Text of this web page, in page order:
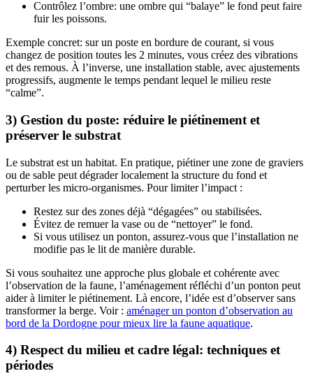
Contrôlez l’ombre: une ombre qui “balaye” le fond peut faire
fuir les poissons.
Exemple concret: sur un poste en bordure de courant, si vous
changez de position toutes les 2 minutes, vous créez des vibrations
et des remous. À l’inverse, une installation stable, avec ajustements
progressifs, augmente le temps pendant lequel le milieu reste
“calme”.
3) Gestion du poste: réduire le piétinement et
préserver le substrat
Le substrat est un habitat. En pratique, piétiner une zone de graviers
ou de sable peut dégrader localement la structure du fond et
perturber les micro-organismes. Pour limiter l’impact :
Restez sur des zones déjà “dégagées” ou stabilisées.
Évitez de remuer la vase ou de “nettoyer” le fond.
Si vous utilisez un ponton, assurez-vous que l’installation ne
modifie pas le lit de manière durable.
Si vous souhaitez une approche plus globale et cohérente avec
l’observation de la faune, l’aménagement réfléchi d’un ponton peut
aider à limiter le piétinement. Là encore, l’idée est d’observer sans
transformer la berge. Voir : aménager un ponton d’observation au
bord de la Dordogne pour mieux lire la faune aquatique.
4) Respect du milieu et cadre légal: techniques et
périodes